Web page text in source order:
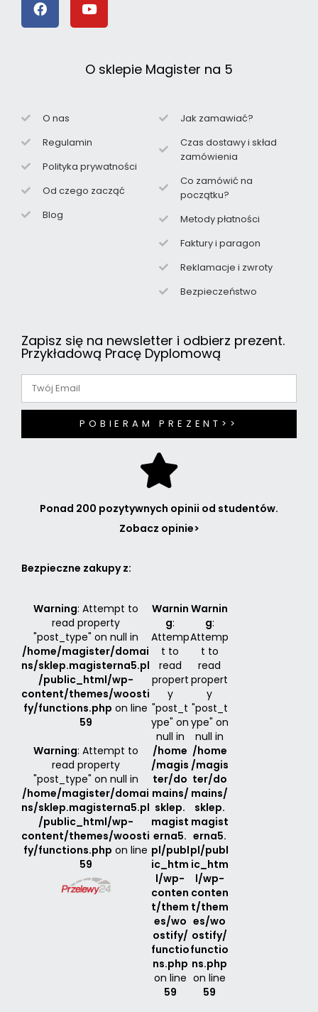
O sklepie Magister na 5
O nas
Regulamin
Polityka prywatności
Od czego zacząć
Blog
Jak zamawiać?
Czas dostawy i skład
zamówienia
Co zamówić na
początku?
Metody płatności
Faktury i paragon
Reklamacje i zwroty
Bezpieczeństwo
Zapisz się na newsletter i odbierz prezent.
Przykładową Pracę Dyplomową
POBIERAM PREZENT>>
Ponad 200 pozytywnych opinii od studentów.
Zobacz opinie>
Bezpieczne zakupy z:
Warning: Attempt to
read property
"post_type" on null in
/home/magister/domai
ns/sklep.magisterna5.pl
/public_html/wp-
content/themes/woosti
fy/functions.php on line
59
Warning: Attempt to
read property
"post_type" on null in
/home/magister/domai
ns/sklep.magisterna5.pl
/public_html/wp-
content/themes/woosti
fy/functions.php on line
59
Warnin
g:
Attemp
t to
read
propert
y
"post_t
ype" on
null in
/home
/magis
ter/do
mains/
sklep.
magist
erna5.
pl/publ
ic_htm
l/wp-
conten
t/them
es/wo
ostify/
functio
ns.php
on line
59
Warnin
g:
Attemp
t to
read
propert
y
"post_t
ype" on
null in
/home
/magis
ter/do
mains/
sklep.
magist
erna5.
pl/publ
ic_htm
l/wp-
conten
t/them
es/wo
ostify/
functio
ns.php
on line
59